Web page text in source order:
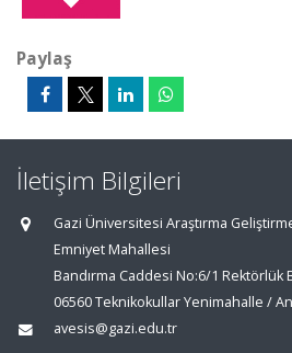
Paylaş
İletişim Bilgileri
Gazi Üniversitesi Araştırma
Emniyet Mahallesi
Bandırma Caddesi No:6/1 Rektörlük
06560 Teknikokullar Yenimahalle /
avesis@gazi.edu.tr